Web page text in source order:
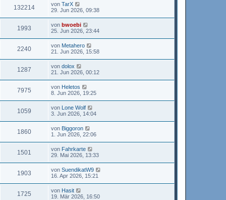
132214 von TarX
29. Jun 2026, 09:38
1993 von bwoebi
25. Jun 2026, 23:44
2240 von Metahero
21. Jun 2026, 15:58
1287 von dolox
21. Jun 2026, 00:12
7975 von Heletos
8. Jun 2026, 19:25
1059 von Lone Wolf
3. Jun 2026, 14:04
1860 von Biggoron
1. Jun 2026, 22:06
1501 von Fahrkarte
29. Mai 2026, 13:33
1903 von SuendikatW9
16. Apr 2026, 15:21
1725 von Hasit
19. Mär 2026, 16:50